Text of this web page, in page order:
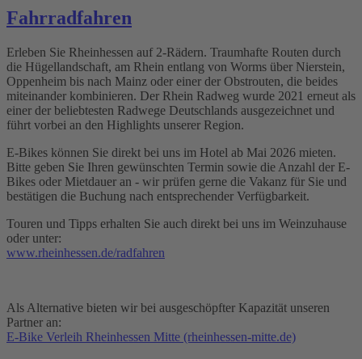
Fahrradfahren
Erleben Sie Rheinhessen auf 2-Rädern. Traumhafte Routen durch
die Hügellandschaft, am Rhein entlang von Worms über Nierstein,
Oppenheim bis nach Mainz oder einer der Obstrouten, die beides
miteinander kombinieren. Der Rhein Radweg wurde 2021 erneut als
einer der beliebtesten Radwege Deutschlands ausgezeichnet und
führt vorbei an den Highlights unserer Region.
E-Bikes können Sie direkt bei uns im Hotel ab Mai 2026 mieten.
Bitte geben Sie Ihren gewünschten Termin sowie die Anzahl der E-
Bikes oder Mietdauer an - wir prüfen gerne die Vakanz für Sie und
bestätigen die Buchung nach entsprechender Verfügbarkeit.
Touren und Tipps erhalten Sie auch direkt bei uns im Weinzuhause
oder unter:
www.rheinhessen.de/radfahren
Als Alternative bieten wir bei ausgeschöpfter Kapazität unseren
Partner an:
E-Bike Verleih Rheinhessen Mitte (rheinhessen-mitte.de)